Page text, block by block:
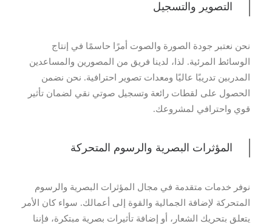
التصوير والتسجيل
نحن نعتبر جودة الصورة والصوت أمرًا حاسمًا في إنتاج
الوسائط المرئية. لذا، لدينا فريق من المصورين والمساعدين
المدربين تدريبًا عاليًا ومعدات تصوير احترافية. نحن نضمن
الحصول على لقطات رائعة وتسجيل صوتي نقي لضمان تأثير
قوي واحترافي لمشروعك.
المؤثرات البصرية والرسوم المتحركة
نوفر خدمات متقدمة في مجال المؤثرات البصرية والرسوم
المتحركة لإضافة الجمالية والقوة إلى أعمالك. سواء كان الأمر
يتعلق بتحريك الشعار، أو إضافة تأثيرات بصرية مبتكرة، فإننا